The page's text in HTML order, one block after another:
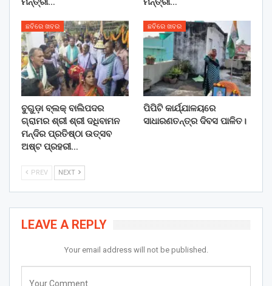
ଛବିରେ ଖବର
ବୁଗୁଡ଼ା ବ୍ଲକ୍ ବାଲିପଦର
ଗ୍ରାମର ଶ୍ରୀ ଶ୍ରୀ ଦଧିବାମନ
ମନ୍ଦିର ପ୍ରତିଷ୍ଠା ଉତ୍ସବ
ଅଷ୍ଟ ପ୍ରହରୀ…
ଛବିରେ ଖବର
ପିପିଟି କାର୍ଯ୍ଯାଳୟରେ
ସାଧାରଣତନ୍ତ୍ର ଦିବସ ପାଳିତ।
PREV NEXT
LEAVE A REPLY
Your email address will not be published.